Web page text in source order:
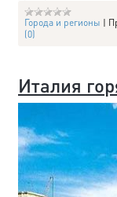
Города и регионы |
(0)
Италия